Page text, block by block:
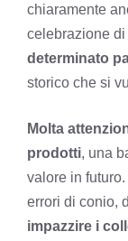
chiaramente
celebrazione di
determinato
storico che si
Molta
prodotti, una
valore in
errori di conio,
impazzire i